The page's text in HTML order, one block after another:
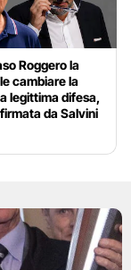
Roggero la
cambiare la
legittima difesa,
da Salvini